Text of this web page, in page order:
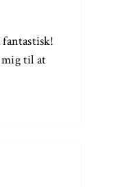
fantastisk!
til at